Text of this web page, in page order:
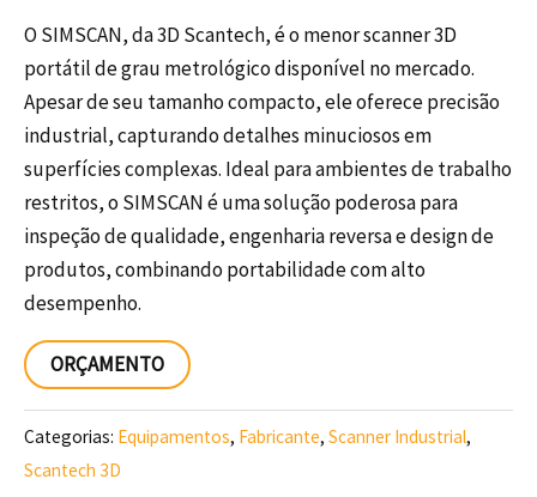
O SIMSCAN, da 3D Scantech, é o menor scanner 3D
portátil de grau metrológico disponível no mercado.
Apesar de seu tamanho compacto, ele oferece precisão
industrial, capturando detalhes minuciosos em
superfícies complexas. Ideal para ambientes de trabalho
restritos, o SIMSCAN é uma solução poderosa para
inspeção de qualidade, engenharia reversa e design de
produtos, combinando portabilidade com alto
desempenho.
ORÇAMENTO
Categorias: Equipamentos, Fabricante, Scanner Industrial,
Scantech 3D